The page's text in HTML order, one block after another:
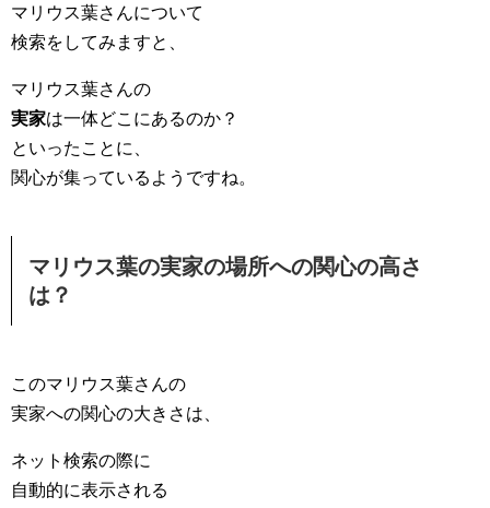
マリウス葉さんについて
検索をしてみますと、
マリウス葉さんの
実家は一体どこにあるのか？
といったことに、
関心が集っているようですね。
マリウス葉の実家の場所への関心の高さ
は？
このマリウス葉さんの
実家への関心の大きさは、
ネット検索の際に
自動的に表示される